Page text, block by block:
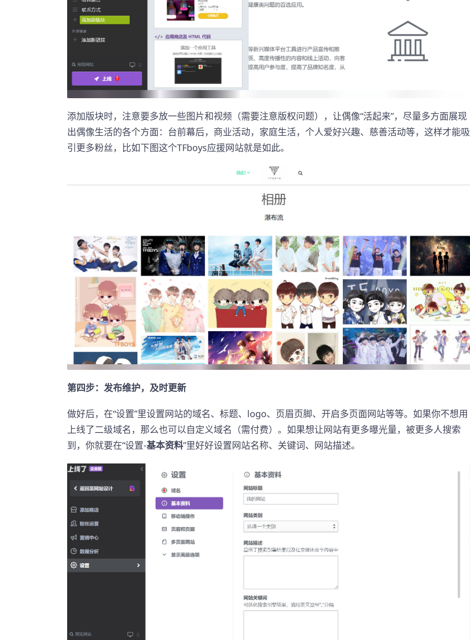
添加版块时，注意要多放一些图片和视频（需要注意版权问题），让偶像“活起来”，尽量多方面展现
出偶像生活的各个方面：台前幕后，商业活动，家庭生活，个人爱好兴趣、慈善活动等，这样才能吸
引更多粉丝，比如下图这个TFboys应援网站就是如此。
第四步：发布维护，及时更新
做好后，在“设置”里设置网站的域名、标题、logo、页眉页脚、开启多页面网站等等。如果你不想用
上线了二级域名，那么也可以自定义域名（需付费）。如果想让网站有更多曝光量，被更多人搜索
到，你就要在“设置-基本资料”里好好设置网站名称、关键词、网站描述。